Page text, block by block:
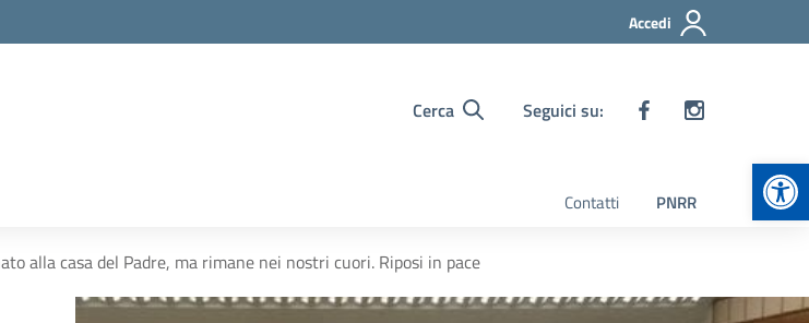
Accedi
Cerca Seguici su:
Contatti PNRR
alla casa del Padre, ma rimane nei nostri cuori. Riposi in pace